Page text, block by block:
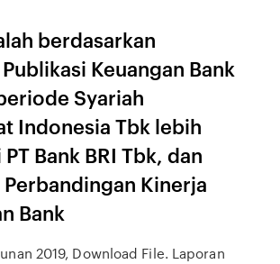
berdasarkan
Keuangan Bank
Syariah
Indonesia Tbk lebih
Bank BRI Tbk, dan
Kinerja
Bank
2019, Download File. Laporan